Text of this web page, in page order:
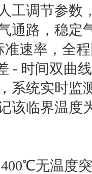
工调节参数
通路，稳定
速率，全
- 时间双曲
系统实时监
该临界温度
无温度